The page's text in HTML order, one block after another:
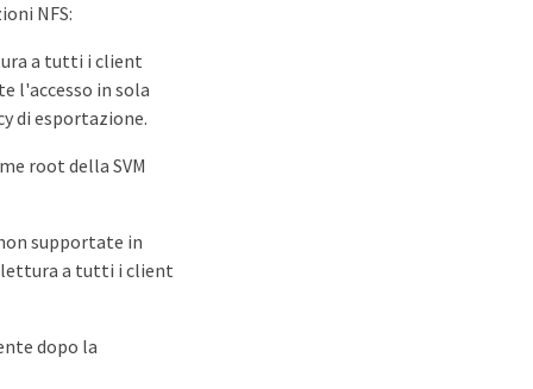
NFS:
a tutti i client
l'accesso in sola
di esportazione.
root della SVM
supportate in
lettura a tutti i client
dopo la